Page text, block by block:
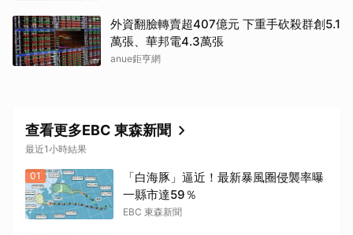
外資翻臉轉賣超407億元 下重手砍殺群創5.1
萬張、華邦電4.3萬張
anue鉅亨網
查看更多EBC 東森新聞
最近1小時結果
01
「白海豚」逼近！最新暴風圈侵襲率曝
一縣市達59％
EBC 東森新聞